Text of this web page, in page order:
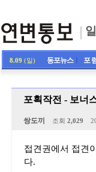
8.09 (일) 동포뉴스ㅣ 포
포획작전 - 보너
쌍도끼 조회 2,029
접견권에서 접견
다.